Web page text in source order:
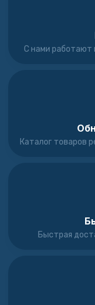
С нами работают
Каталог товаров
Быстрая